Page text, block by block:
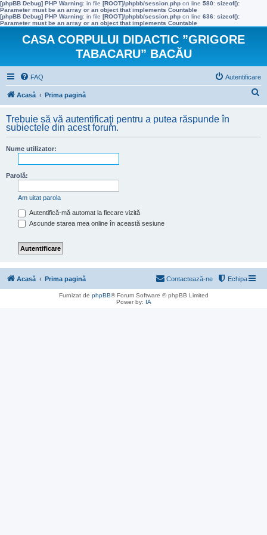
[phpBB Debug] PHP Warning: in file [ROOT]/phpbb/session.php on line 580: sizeof():
Parameter must be an array or an object that implements Countable
[phpBB Debug] PHP Warning: in file [ROOT]/phpbb/session.php on line 636: sizeof():
Parameter must be an array or an object that implements Countable
CASA CORPULUI DIDACTIC ”GRIGORE
TABACARU” BACĂU
FAQ Autentificare
Acasă Prima pagină
t
Trebuie să vă autentificaţi pentru a putea răspunde în
subiectele din acest forum.
Nume utilizator:
Parolă:
Am uitat parola
Autentifică-mă automat la fiecare vizită
Ascunde starea mea online în această sesiune
Acasă Prima pagină Echipa
Contactează-ne
Furnizat de phpBB® Forum Software © phpBB Limited
Power by: IA